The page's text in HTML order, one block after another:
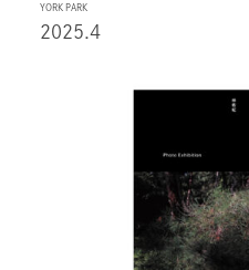
YORK PARK
2025.4